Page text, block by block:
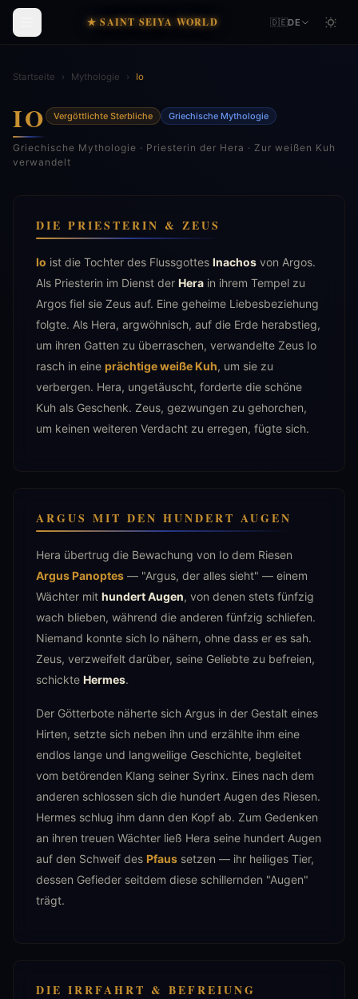
★ SAINT SEIYA WORLD 🇩🇪DE
Startseite › Mythologie › Io
IO Vergöttlichte Sterbliche Griechische Mythologie
Griechische Mythologie · Priesterin der Hera · Zur weißen Kuh
verwandelt
DIE PRIESTERIN & ZEUS
Io ist die Tochter des Flussgottes Inachos von Argos.
Als Priesterin im Dienst der Hera in ihrem Tempel zu
Argos fiel sie Zeus auf. Eine geheime Liebesbeziehung
folgte. Als Hera, argwöhnisch, auf die Erde herabstieg,
um ihren Gatten zu überraschen, verwandelte Zeus Io
rasch in eine prächtige weiße Kuh, um sie zu
verbergen. Hera, ungetäuscht, forderte die schöne
Kuh als Geschenk. Zeus, gezwungen zu gehorchen,
um keinen weiteren Verdacht zu erregen, fügte sich.
ARGUS MIT DEN HUNDERT AUGEN
Hera übertrug die Bewachung von Io dem Riesen
Argus Panoptes — "Argus, der alles sieht" — einem
Wächter mit hundert Augen, von denen stets fünfzig
wach blieben, während die anderen fünfzig schliefen.
Niemand konnte sich Io nähern, ohne dass er es sah.
Zeus, verzweifelt darüber, seine Geliebte zu befreien,
schickte Hermes.
Der Götterbote näherte sich Argus in der Gestalt eines
Hirten, setzte sich neben ihn und erzählte ihm eine
endlos lange und langweilige Geschichte, begleitet
vom betörenden Klang seiner Syrinx. Eines nach dem
anderen schlossen sich die hundert Augen des Riesen.
Hermes schlug ihm dann den Kopf ab. Zum Gedenken
an ihren treuen Wächter ließ Hera seine hundert Augen
auf den Schweif des Pfaus setzen — ihr heiliges Tier,
dessen Gefieder seitdem diese schillernden "Augen"
trägt.
DIE IRRFAHRT & BEFREIUNG